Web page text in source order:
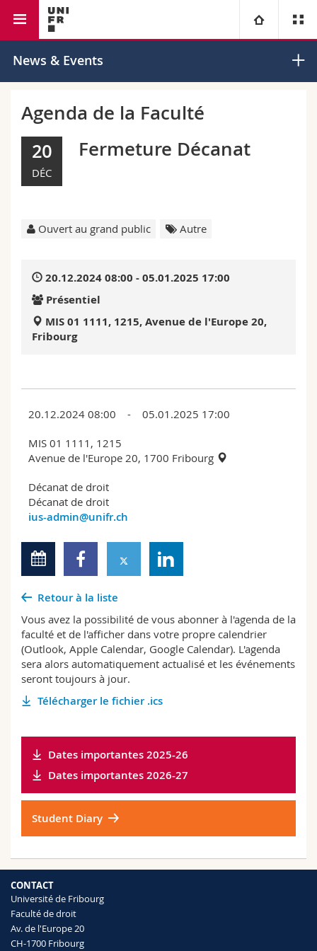
Université
Campus
Recherche
Théologie
Droit
Sciences et médecine
Vous êtes
Futurs étudiants
Collaborateurs
Ressources
Webmail
News & Events
Agenda de la Faculté
20
DÉC
Fermeture Décanat
Ouvert au grand public Autre
20.12.2024 08:00 - 05.01.2025 17:00
Présentiel
MIS 01 1111, 1215, Avenue de l'Europe 20,
Fribourg
20.12.2024 08:00 - 05.01.2025 17:00
MIS 01 1111, 1215
Avenue de l'Europe 20, 1700 Fribourg
Décanat de droit
Décanat de droit
ius-admin@unifr.ch
Retour à la liste
Vous avez la possibilité de vous abonner à l'agenda de la
faculté et de l'afficher dans votre propre calendrier
(Outlook, Apple Calendar, Google Calendar). L'agenda
sera alors automatiquement actualisé et les événements
seront toujours à jour.
Télécharger le fichier .ics
Dates importantes 2025-26
Dates importantes 2026-27
Student Diary
CONTACT
Université de Fribourg
Faculté de droit
Av. de l'Europe 20
CH-1700 Fribourg